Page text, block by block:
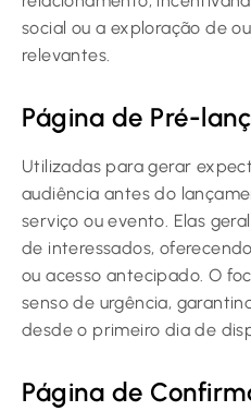
social ou a exploração de
relevantes.
Página de Pré-
Utilizadas para gerar
audiência antes do
serviço ou evento. Elas
de interessados,
ou acesso antecipado. O
senso de urgência,
desde o primeiro dia de
Página de